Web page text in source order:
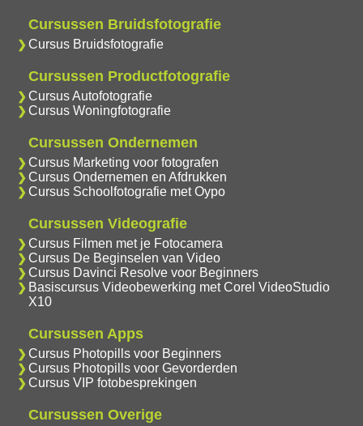
Cursussen Bruidsfotografie
Cursus Bruidsfotografie
Cursussen Productfotografie
Cursus Autofotografie
Cursus Woningfotografie
Cursussen Ondernemen
Cursus Marketing voor fotografen
Cursus Ondernemen en Afdrukken
Cursus Schoolfotografie met Oypo
Cursussen Videografie
Cursus Filmen met je Fotocamera
Cursus De Beginselen van Video
Cursus Davinci Resolve voor Beginners
Basiscursus Videobewerking met Corel VideoStudio
X10
Cursussen Apps
Cursus Photopills voor Beginners
Cursus Photopills voor Gevorderden
Cursus VIP fotobesprekingen
Cursussen Overige